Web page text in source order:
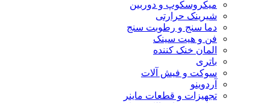
میکروسکوپ و دوربین
شیرینک حرارتی
دما سنج و رطوبت سنج
فن و هیت سینک
المان خنک کننده
باتری
سوکت و فیش آلات
آردوینو
تجهیزات و قطعات ماینر